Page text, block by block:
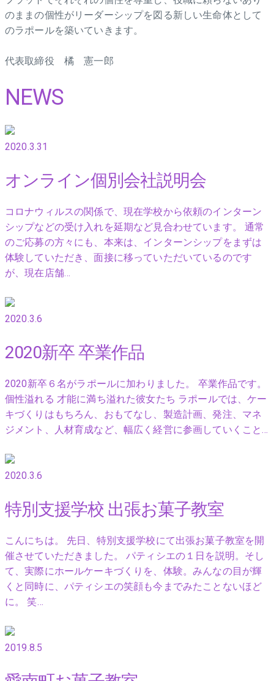
のままの個性がリーダーシップを図る新しい生命体として
のラポールを築いていきます。
代表取締役 橘 憲一郎
NEWS
2020.3.31
オンライン個別会社説明会
コロナウィルスの関係で、現在学校から依頼のインターン
シップなどの受け入れを延期など見合わせています。 通常
のご応募の方々にも、本来は、インターンシップをまずは
体験していただき、面接に移っていただいているのです
が、現在店舗…
2020.3.6
2020新卒 卒業作品
2020新卒６名がラポールに加わりました。 卒業作品です。
個性溢れる 才能に満ち溢れた彼女たち ラポールでは、ケー
キづくりはもちろん、おもてなし、製造計画、発注、マネ
ジメント、人材育成など、幅広く経営に参画していくこと…
2020.3.6
特別支援学校 出張お菓子教室
こんにちは。 先日、特別支援学校にて出張お菓子教室を開
催させていただきました。 パティシエの１日を説明。そし
て、実際にホールケーキづくりを、体験。みんなの目が輝
くと同時に、パティシエの笑顔も今までみたことないほど
に。 笑…
2019.8.5